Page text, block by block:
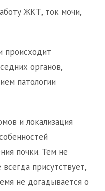
ЖКТ, ток мочи,
происходит
органов,
патологии
и локализация
почки. Тем не
присутствует,
не догадывается о